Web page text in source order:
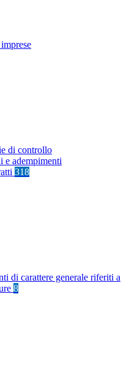
di controllo
e adempimenti
318
di carattere generale riferiti a
8